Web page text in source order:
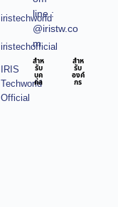
iristechworld
iristechofficial
IRIS
Techworld
Official
line :
@iristw.co
m
สำห
รับ
บุค
คล
สำห
รับ
องค์
กร